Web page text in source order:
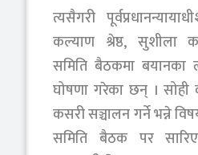
त्यसैगरी
कल्याण श्रेष्ठ, सुशीला
समिति बैठकमा बयानका
घोषणा गरेका छन् ।
कसरी सञ्चालन गर्ने भन्ने
समिति बैठक पर